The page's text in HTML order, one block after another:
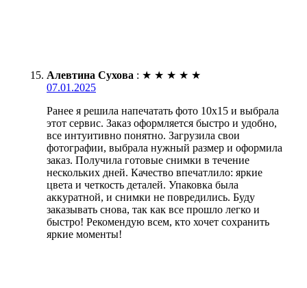
Алевтина Сухова : ★ ★ ★ ★ ★
07.01.2025
Ранее я решила напечатать фото 10х15 и выбрала
этот сервис. Заказ оформляется быстро и удобно,
все интуитивно понятно. Загрузила свои
фотографии, выбрала нужный размер и оформила
заказ. Получила готовые снимки в течение
нескольких дней. Качество впечатлило: яркие
цвета и четкость деталей. Упаковка была
аккуратной, и снимки не повредились. Буду
заказывать снова, так как все прошло легко и
быстро! Рекомендую всем, кто хочет сохранить
яркие моменты!